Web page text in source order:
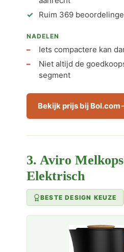
Ruim 369
NADELEN
Iets compactere kan
Niet altijd de
segment
Bekijk prijs bij Bol.com
3. Aviro
Elektrisch
BESTE DESIGN KEUZE